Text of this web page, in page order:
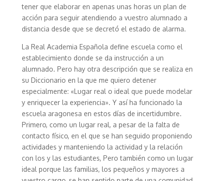
tener que elaborar en apenas unas horas un plan de
acción para seguir atendiendo a vuestro alumnado a
distancia desde que se decretó el estado de alarma.
La Real Academia Española define escuela como el
establecimiento donde se da instrucción a un
alumnado. Pero hay otra descripción que se realiza en
su Diccionario en la que me quiero detener
especialmente: «Lugar real o ideal que puede modelar
y enriquecer la experiencia». Y así ha funcionado la
escuela aragonesa en estos días de incertidumbre.
Primero, como un lugar real, a pesar de la falta de
contacto físico, en el que se han seguido proponiendo
actividades y manteniendo la actividad y la relación
con los y las estudiantes, Pero también como un lugar
ideal porque las familias, los pequeños y mayores a